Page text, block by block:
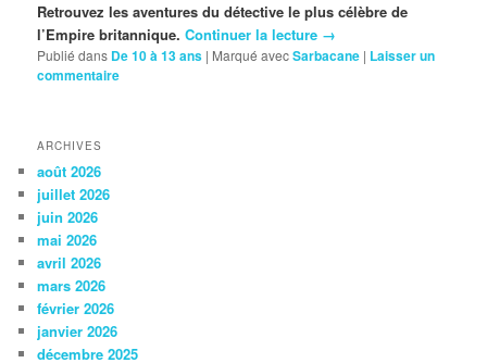
Retrouvez les aventures du détective le plus célèbre de
l’Empire britannique.Continuer la lecture →
Publié dans De 10 à 13 ans | Marqué avecSarbacane | Laisser un
commentaire
ARCHIVES
août 2026
juillet 2026
juin 2026
mai 2026
avril 2026
mars 2026
février 2026
janvier 2026
décembre 2025